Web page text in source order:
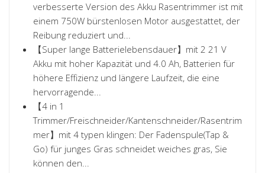
verbesserte Version des Akku Rasentrimmer ist mit
einem 750W bürstenlosen Motor ausgestattet, der
Reibung reduziert und...
【Super lange Batterielebensdauer】mit 2 21 V
Akku mit hoher Kapazität und 4.0 Ah, Batterien für
höhere Effizienz und längere Laufzeit, die eine
hervorragende...
【4 in 1
Trimmer/Freischneider/Kantenschneider/Rasentrim
mer】mit 4 typen klingen: Der Fadenspule(Tap &
Go) für junges Gras schneidet weiches gras, Sie
können den...